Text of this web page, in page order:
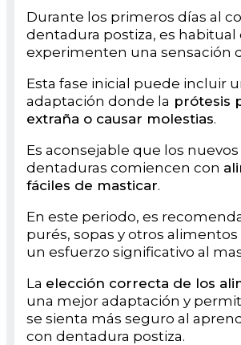
Durante los primeros días al
dentadura postiza, es
experimenten una sensación
Esta fase inicial puede incluir
adaptación donde la prótesis
extraña o causar molestias.
Es aconsejable que los
dentaduras comiencen con
fáciles de masticar.
En este periodo, es
purés, sopas y otros
un esfuerzo significativo al
La elección correcta de los
una mejor adaptación y
se sienta más seguro al
con dentadura postiza.